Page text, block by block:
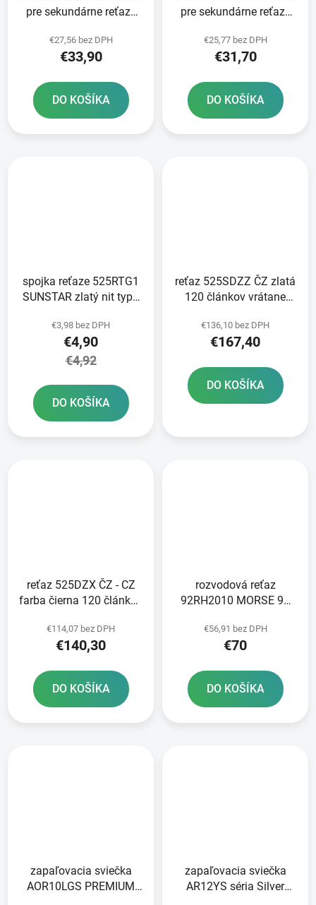
pre sekundárne reťaze
zubov
€27,56 bez DPH
€33,90
DO KOŠÍKA
pre sekundárne reťaze
zubov
€25,77 bez DPH
€31,70
DO KOŠÍKA
spojka reťaze 525RTG1
SUNSTAR zlatý nit typu
€3,98 bez DPH
€4,90
€4,92
DO KOŠÍKA
reťaz 525SDZZ ČZ zlatá
120 článkov vrátane
€136,10 bez DPH
€167,40
DO KOŠÍKA
reťaz 525DZX ČZ - CZ
farba čierna 120 článkov
RIVET
€114,07 bez DPH
€140,30
DO KOŠÍKA
rozvodová reťaz
92RH2010 MORSE 92
€56,91 bez DPH
€70
DO KOŠÍKA
zapaľovacia sviečka
AOR10LGS PREMIUM
zapaľovacia sviečka
AR12YS séria Silver